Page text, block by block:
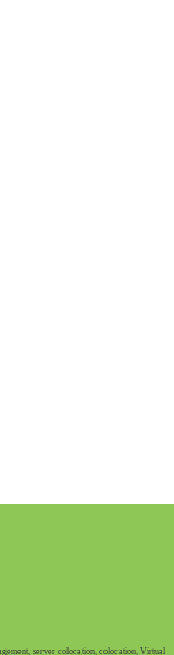
server colocation, colocation, Virtual